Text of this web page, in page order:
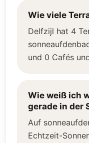
Wie viele
Delfzijl hat 4
und 0 Cafés
Wie weiß ich
gerade in der
Auf
Echtzeit-